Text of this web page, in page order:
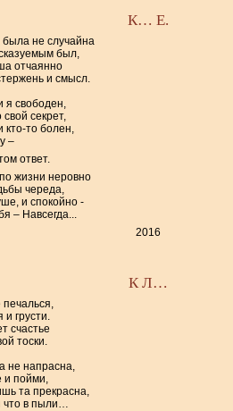
К… Е.
не случайна
был,
отчаянно
и смысл.
я свободен,
свой секрет,
кто-то болен,
–
ответ.
жизни неровно
череда,
и спокойно -
– Навсегда...
2016
К Л…
печалься,
и грусти.
счастье
тоски.
не напрасна,
и пойми,
та прекрасна,
что в пыли…